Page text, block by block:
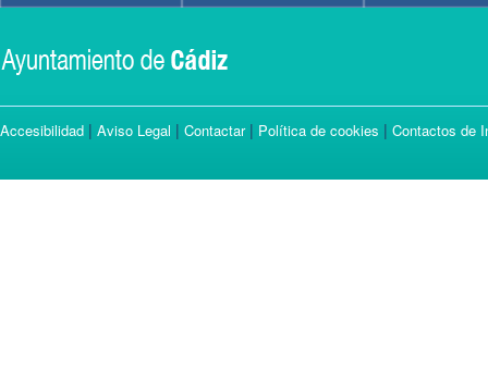
Accesibilidad | Aviso Legal | Contactar| Política de cookies | Contactos de